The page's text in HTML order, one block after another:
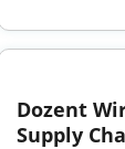
Dozent
Supply